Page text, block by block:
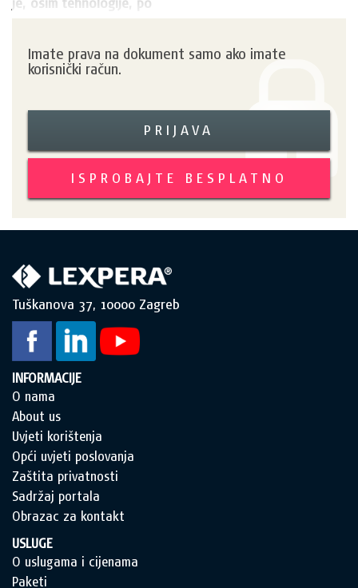
Imate prava na dokument samo ako imate
korisnički račun.
PRIJAVA
ISPROBAJTE BESPLATNO
Tuškanova 37, 10000 Zagreb
INFORMACIJE
O nama
About us
Uvjeti korištenja
Opći uvjeti poslovanja
Zaštita privatnosti
Sadržaj portala
Obrazac za kontakt
USLUGE
O uslugama i cijenama
Paketi